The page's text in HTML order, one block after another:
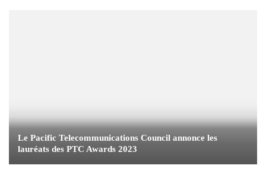
Le Pacific Telecommunications Council annonce les
lauréats des PTC Awards 2023